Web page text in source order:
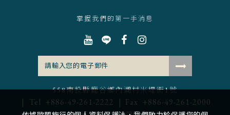
掌握我們的第一手消息
558南投縣鹿谷鄉內湖村米堤街1號
Tel +886-49-261-2222 Fax +886-49-261-2000